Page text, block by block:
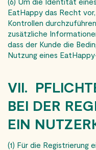
EatHappy das Recht
Kontrollen
zusätzliche
dass der Kunde die
Nutzung eines
VII.
BEI DER
EIN
(1) Für die Registrierung